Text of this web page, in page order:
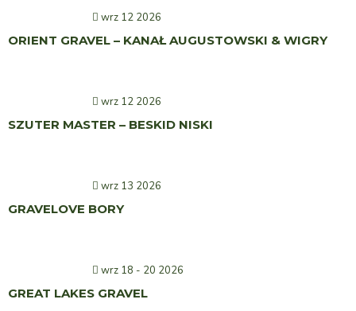
wrz 12 2026
ORIENT GRAVEL – KANAŁ AUGUSTOWSKI & WIGRY
wrz 12 2026
SZUTER MASTER – BESKID NISKI
wrz 13 2026
GRAVELOVE BORY
wrz 18 - 20 2026
GREAT LAKES GRAVEL